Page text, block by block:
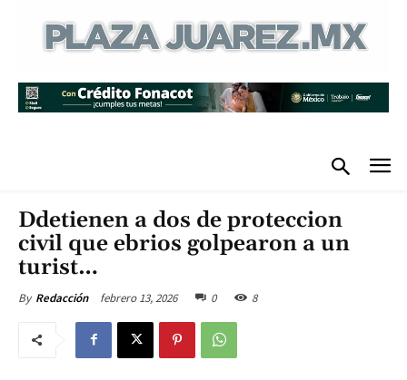
Ddetienen a dos de proteccion
civil que ebrios golpearon a un
turist…
By Redacción febrero 13, 2026 0 8